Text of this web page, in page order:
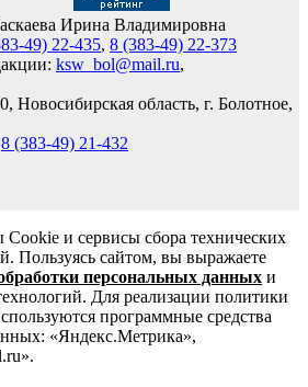
Ирина Владимировна
49) 22-435, 8 (383-49) 22-373
ksw_bol@mail.ru,
Новосибирская область, г. Болотное,
8 (383-49) 21-432
и сервисы сбора технических
Пользуясь сайтом, вы выражаете
персональных данных и
Для реализации политики
программные средства
«Яндекс.Метрика»,